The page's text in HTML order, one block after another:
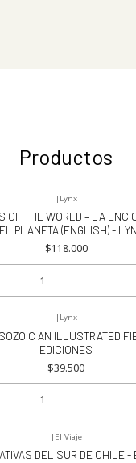
Productos
| Lynx
OF THE WORLD – LA
PLANETA (ENGLISH) -
$118.000
| Lynx
AN ILLUSTRATED
EDICIONES
$39.500
| El Viaje
DEL SUR DE CHILE -